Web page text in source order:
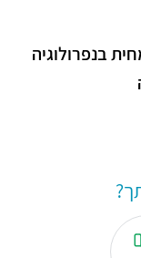
בנפרולוגיה